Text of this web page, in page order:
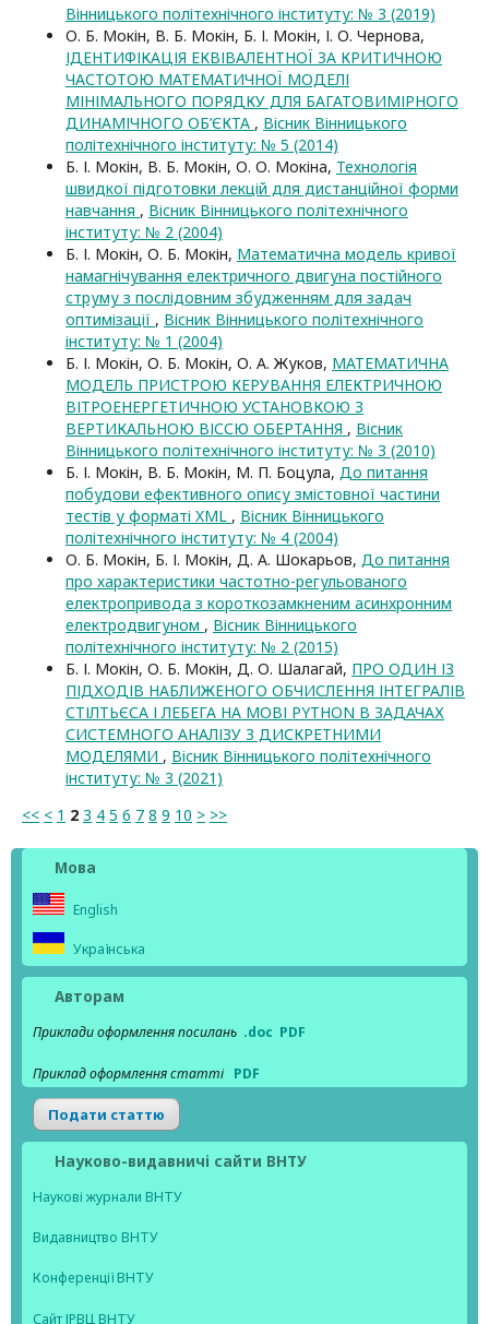
Вінницького політехнічного інституту: № 3 (2019)
О. Б. Мокін, В. Б. Мокін, Б. І. Мокін, І. О. Чернова,
ІДЕНТИФІКАЦІЯ ЕКВІВАЛЕНТНОЇ ЗА КРИТИЧНОЮ
ЧАСТОТОЮ МАТЕМАТИЧНОЇ МОДЕЛІ
МІНІМАЛЬНОГО ПОРЯДКУ ДЛЯ БАГАТОВИМІРНОГО
ДИНАМІЧНОГО ОБ’ЄКТА , Вісник Вінницького
політехнічного інституту: № 5 (2014)
Б. І. Мокін, В. Б. Мокін, О. О. Мокіна, Технологія
швидкої підготовки лекцій для дистанційної форми
навчання , Вісник Вінницького політехнічного
інституту: № 2 (2004)
Б. І. Мокін, О. Б. Мокін, Математична модель кривої
намагнічування електричного двигуна постійного
струму з послідовним збудженням для задач
оптимізації , Вісник Вінницького політехнічного
інституту: № 1 (2004)
Б. І. Мокін, О. Б. Мокін, О. А. Жуков, МАТЕМАТИЧНА
МОДЕЛЬ ПРИСТРОЮ КЕРУВАННЯ ЕЛЕКТРИЧНОЮ
ВІТРОЕНЕРГЕТИЧНОЮ УСТАНОВКОЮ З
ВЕРТИКАЛЬНОЮ ВІССЮ ОБЕРТАННЯ , Вісник
Вінницького політехнічного інституту: № 3 (2010)
Б. І. Мокін, В. Б. Мокін, М. П. Боцула, До питання
побудови ефективного опису змістовної частини
тестів у форматі XML , Вісник Вінницького
політехнічного інституту: № 4 (2004)
О. Б. Мокін, Б. І. Мокін, Д. А. Шокарьов, До питання
про характеристики частотно-регульованого
електропривода з короткозамкненим асинхронним
електродвигуном , Вісник Вінницького
політехнічного інституту: № 2 (2015)
Б. І. Мокін, О. Б. Мокін, Д. О. Шалагай, ПРО ОДИН ІЗ
ПІДХОДІВ НАБЛИЖЕНОГО ОБЧИСЛЕННЯ ІНТЕГРАЛІВ
СТІЛТЬЄСА І ЛЕБЕГА НА МОВІ PYTHON В ЗАДАЧАХ
СИСТЕМНОГО АНАЛІЗУ З ДИСКРЕТНИМИ
МОДЕЛЯМИ , Вісник Вінницького політехнічного
інституту: № 3 (2021)
<< < 1 2 3 4 5 6 7 8 9 10 > >>
Мова
English
Українська
Авторам
Приклади оформлення посилань .doc PDF
Приклад оформлення статті PDF
Подати статтю
Науково-видавничі сайти ВНТУ
Наукові журнали ВНТУ
Видавництво ВНТУ
Конференції ВНТУ
Сайт ІРВЦ ВНТУ